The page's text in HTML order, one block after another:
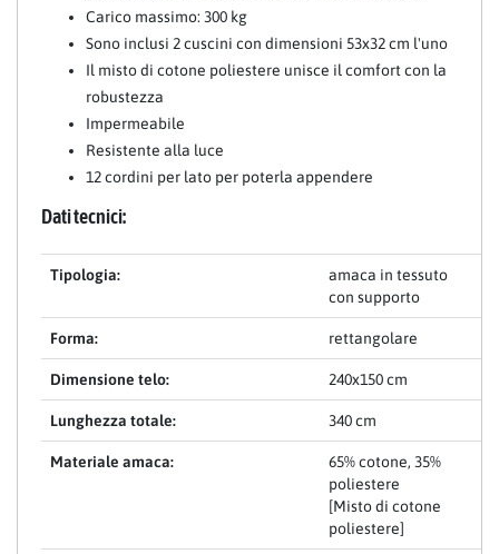
Carico massimo: 300 kg
Sono inclusi 2 cuscini con dimensioni 53x32 cm l'uno
Il misto di cotone poliestere unisce il comfort con la
robustezza
Impermeabile
Resistente alla luce
12 cordini per lato per poterla appendere
Dati tecnici:
Tipologia:
amaca in tessuto
con supporto
Forma: rettangolare
Dimensione telo: 240x150 cm
Lunghezza totale: 340 cm
Materiale amaca:
65% cotone, 35%
poliestere
[Misto di cotone
poliestere]